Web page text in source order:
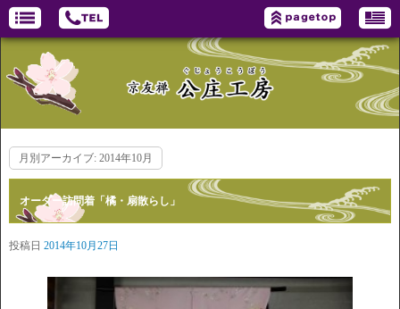
月別アーカイブ: 2014年10月
オーダー訪問着「橘・扇散らし」
投稿日 2014年10月27日